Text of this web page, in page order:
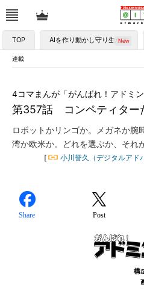
TOP AIを作り動かし守り生かす
連載
第357話 コンペティター
4コマまんが「がんばれ！アドミン
ロボットかリンゴか。メガネか腕
湾か欧米か。どれを選ぶか、それ
[ 小川誉久（デジタルアド
Share Post
構